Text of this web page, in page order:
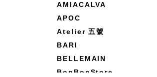
AMIACALVA
APOC
Atelier 五號
BARI
BELLEMAIN
BonBonStore